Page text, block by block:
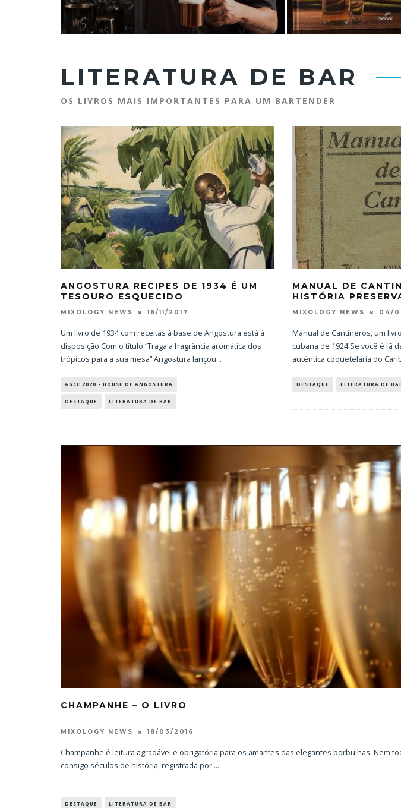
LITERATURA DE BAR
OS LIVROS MAIS IMPORTANTES PARA UM BARTENDER
ANGOSTURA RECIPES DE 1934 É UM
TESOURO ESQUECIDO
MIXOLOGY NEWS 16/11/2017
Um livro de 1934 com receitas à base de Angostura está à
disposição Com o título “Traga a fragrância aromática dos
trópicos para a sua mesa” Angostura lançou...
AGCC 2020 - HOUSE OF ANGOSTURA
DESTAQUE LITERATURA DE BAR
MANUAL DE
HISTÓRIA
MIXOLOGY NEWS 04/
Manual de Cantineros, um
cubana de 1924 Se você é fã
autêntica coquetelaria do
DESTAQUE LITERATURA DE
CHAMPANHE – O LIVRO
MIXOLOGY NEWS 18/03/2016
Champanhe é leitura agradável e obrigatória para os amantes das elegantes borbulhas. Nem
consigo séculos de história, registrada por ...
DESTAQUE LITERATURA DE BAR